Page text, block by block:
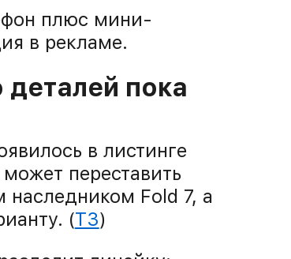
плюс мини-
в рекламе.
пока
в листинге
переставить
наследником Fold 7, а
(T3)